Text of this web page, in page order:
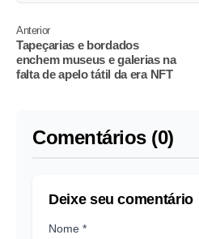
Anterior
Tapeçarias e bordados
enchem museus e galerias na
falta de apelo tátil da era NFT
Comentários (0)
Deixe seu comentário
Nome *